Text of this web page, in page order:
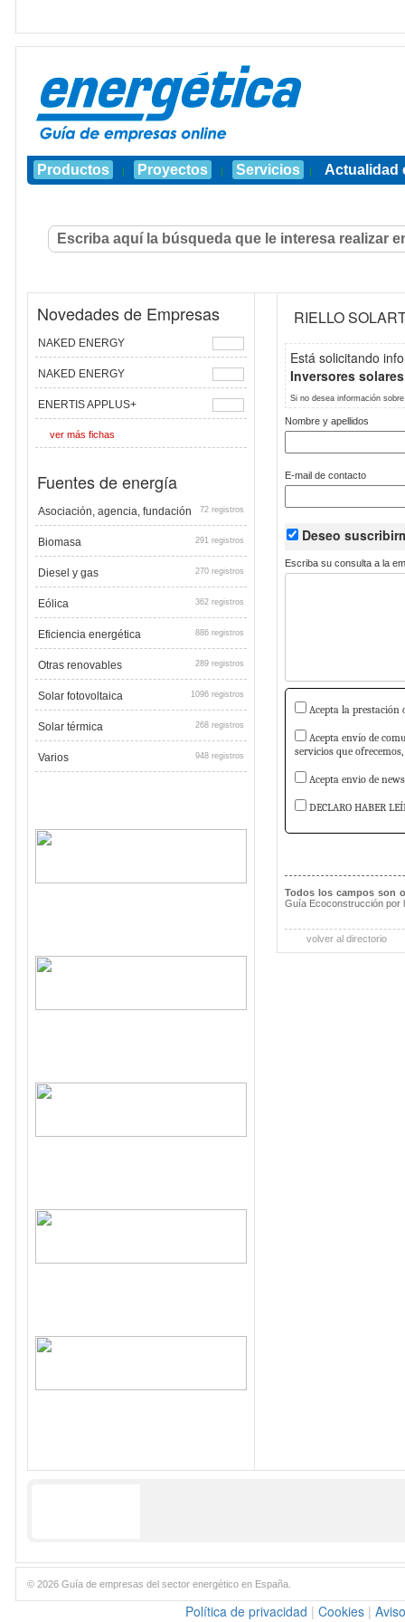
Productos | Proyectos | Servicios | Actualidad
Novedades de Empresas
NAKED ENERGY
NAKED ENERGY
ENERTIS APPLUS+
ver más fichas
Fuentes de energía
Asociación, agencia, fundación 72 registros
Biomasa 291 registros
Diesel y gas 270 registros
Eólica 362 registros
Eficiencia energética 886 registros
Otras renovables 289 registros
Solar fotovoltaica 1096 registros
Solar térmica 268 registros
Varios 948 registros
RIELLO
Está solicitando
Inversores
Si no desea información
Nombre y apellidos
E-mail de contacto
Deseo
Escriba su consulta a la
Acepta la prestación
Acepta envío de
servicios que
Acepta envio de
DECLARO HABER
Todos los campos son
Guía Ecoconstrucción por
volver al directorio
© 2026 Guía de empresas del sector energético en España.
Política de privacidad | Cookies |